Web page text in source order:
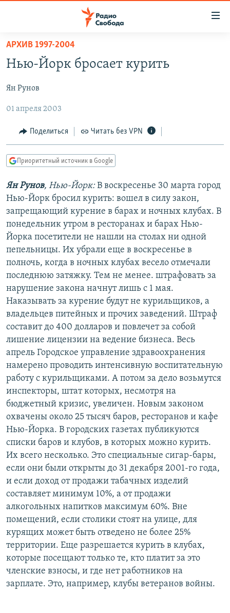
упрощенного
доступа
содержанию
Вернутся
главной
навигации
поиску
ПРОГРАММЫ
АВТОРСКИЕ ПРОЕКТЫ
ЦИТАТЫ СВОБОДЫ
МНЕНИЯ
КУЛЬТУРА
IDEL.РЕАЛИИ
КАВКАЗ.РЕАЛИИ
СЕВЕР.РЕАЛИИ
СИБИРЬ.РЕАЛИИ
РАСПИСАНИЕ ВЕЩАНИЯ
ПОДПИШИТЕСЬ НА РАССЫЛКУ
СОЦИАЛЬНЫЕ СЕТИ
Все сайты РСЕ/РС
АРХИВ 1997-2004
Нью-Йорк бросает курить
Ян Рунов
01 апреля 2003
Поделиться Читать без VPN
Приоритетный источник в Google
Ян Рунов, Нью-Йорк:В воскресенье 30 марта город
Нью-Йорк бросил курить: вошел в силу закон,
запрещающий курение в барах и ночных клубах. В
понедельник утром в ресторанах и барах Нью-
Йорка посетители не нашли на столах ни одной
пепельницы. Их убрали еще в воскресенье в
полночь, когда в ночных клубах весело отмечали
последнюю затяжку. Тем не менее. штрафовать за
нарушение закона начнут лишь с 1 мая.
Наказывать за курение будут не курильщиков, а
владельцев питейных и прочих заведений. Штраф
составит до 400 долларов и повлечет за собой
лишение лицензии на ведение бизнеса. Весь
апрель Городское управление здравоохранения
намерено проводить интенсивную воспитательную
работу с курильщиками. А потом за дело возьмутся
инспекторы, штат которых, несмотря на
бюджетный кризис, увеличен. Новым законом
охвачены около 25 тысяч баров, ресторанов и кафе
Нью-Йорка. В городских газетах публикуются
списки баров и клубов, в которых можно курить.
Их всего несколько. Это специальные сигар-бары,
если они были открыты до 31 декабря 2001-го года,
и если доход от продажи табачных изделий
составляет минимум 10%, а от продажи
алкогольных напитков максимум 60%. Вне
помещений, если столики стоят на улице, для
курящих может быть отведено не более 25%
территории. Еще разрешается курить в клубах,
которые посещают только те, кто платит за это
членские взносы, и где нет работников на
зарплате. Это, например, клубы ветеранов войны.